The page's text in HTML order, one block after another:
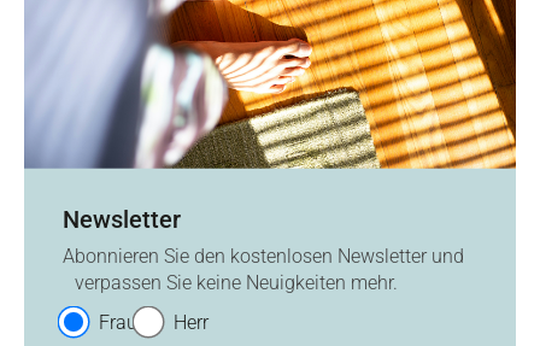
Newsletter
Abonnieren Sie den kostenlosen Newsletter und
verpassen Sie keine Neuigkeiten mehr.
Frau
Herr